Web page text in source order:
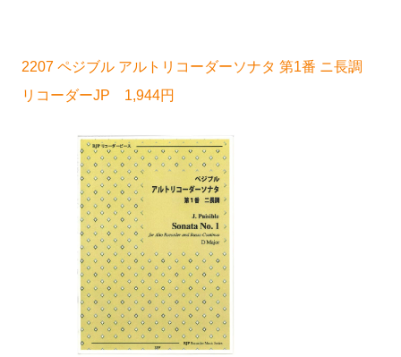
2207 ペジブル アルトリコーダーソナタ 第1番 ニ長調
リコーダーJP 1,944円